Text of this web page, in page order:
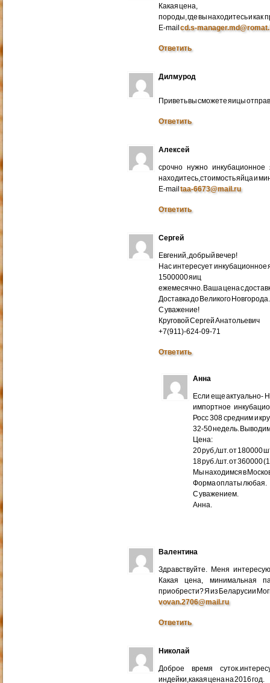
Какая цена,
породы, где вы находитесь и как
E-mailcd.s-
Ответить
Дилмурод
Приветь вы сможете яицы
Ответить
Алексей
срочно нужно
находитесь,стоимость яйца и
E-mailtaa-6673@mail.ru
Ответить
Сергей
Евгений, добрый вечер!
Нас интересует инкубационное
1500000 яиц
ежемесячно. Ваша цена с
Доставка до Великого Новгорода.
С уважение!
Круговой Сергей Анатольевич
+7(911)-624-09-71
Ответить
Анна
Если еще актуально-
импортное
Росс 308 средним и
32-50 недель.
Цена:
20 руб,/шт. от 180000
18 руб./шт. от 360000
Мы находимся в
Форма оплаты любая.
С уважением.
Анна.
Валентина
Здравствуйте. Меня
Какая цена, минимальная
приобрести? Я из Беларусии
vovan.2706@mail.ru
Ответить
Николай
Доброе время
индейки,какая цена на 2016 год.